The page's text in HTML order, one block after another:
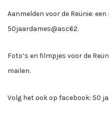
Aanmelden voor de Reünie:
50jaardames@asc62.
Foto’s en filmpjes voor de
mailen.
Volg het ook op facebook: 50